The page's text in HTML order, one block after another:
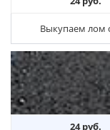
Выкупаем лом
24 руб.